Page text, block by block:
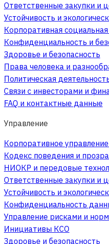
Ответственные закупки и
Устойчивость и
Корпоративная
Конфиденциальность и
Здоровье и безопасность
Права человека и
Политическая
Связи с инвесторами и
FAQ и контактные данные
Управление
Корпоративное
Кодекс поведения и
НИОКР и передовые
Ответственные закупки и
Устойчивость и
Конфиденциальность
Управление рисками и
Инициативы КСО
Здоровье и безопасность